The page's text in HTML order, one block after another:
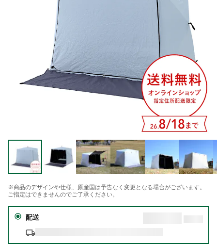
※商品のデザインや仕様、原産国は予告なく変更となる場合がございます。
ご指定はできませんのでご了承ください。
配送